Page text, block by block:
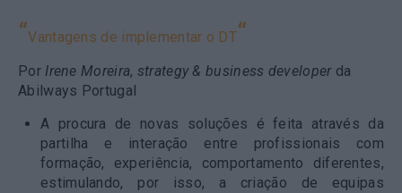
“Vantagens de implementar o DT“
Por Irene Moreira, strategy & business developer da
Abilways Portugal
A procura de novas soluções é feita através da
partilha e interação entre profissionais com
formação, experiência, comportamento diferentes,
estimulando, por isso, a criação de equipas